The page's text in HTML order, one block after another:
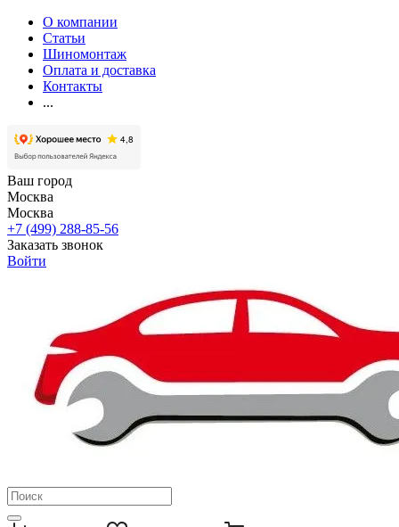
О компании
Статьи
Шиномонтаж
Оплата и доставка
Контакты
...
Ваш город
Москва
Москва
+7 (499) 288-85-56
Заказать звонок
Войти